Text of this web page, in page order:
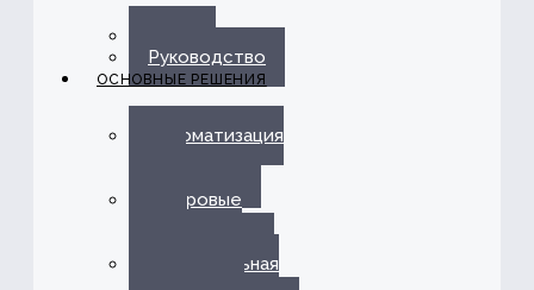
Руководство
ОСНОВНЫЕ РЕШЕНИЯ
Автоматизация
Цифровые
Омниканальная